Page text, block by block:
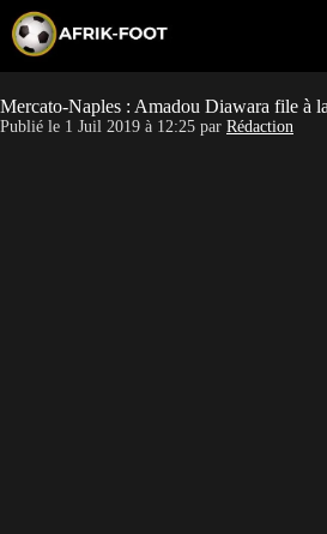
p
t
o
c
CAN
Mercato-Naples : Amadou Diawara file à
Publié le 1 Juil 2019 à 12:25 par Rédaction